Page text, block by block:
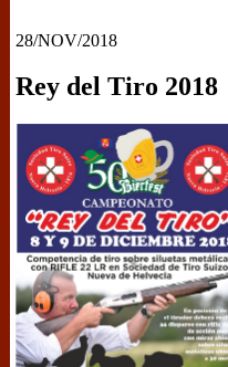
28/NOV/2018
Rey del Tiro 2018